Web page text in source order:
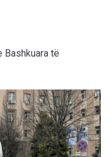
Bashkuara të